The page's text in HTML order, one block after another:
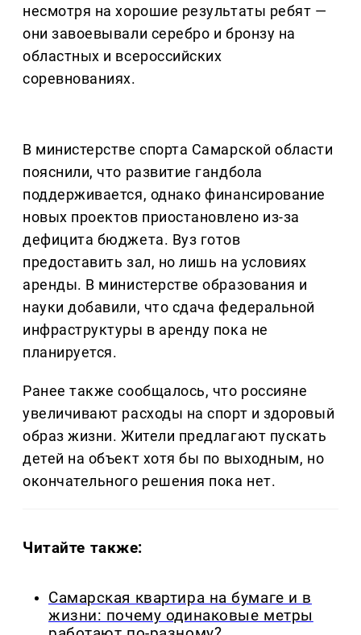
несмотря на хорошие результаты ребят —
они завоевывали серебро и бронзу на
областных и всероссийских
соревнованиях.
В министерстве спорта Самарской области
пояснили, что развитие гандбола
поддерживается, однако финансирование
новых проектов приостановлено из-за
дефицита бюджета. Вуз готов
предоставить зал, но лишь на условиях
аренды. В министерстве образования и
науки добавили, что сдача федеральной
инфраструктуры в аренду пока не
планируется.
Ранее также сообщалось, что россияне
увеличивают расходы на спорт и здоровый
образ жизни. Жители предлагают пускать
детей на объект хотя бы по выходным, но
окончательного решения пока нет.
Читайте также:
Самарская квартира на бумаге и в
жизни: почему одинаковые метры